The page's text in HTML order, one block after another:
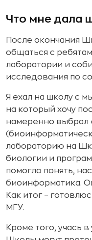
Что мне дала
После окончания
общаться с
лаборатории и
исследования по
Я ехал на школу с
на который хочу
намеренно выбрал
лабораторию на
биологии и
помогло понять,
биоинформатика.
Как итог –
МГУ.
Кроме того, учась